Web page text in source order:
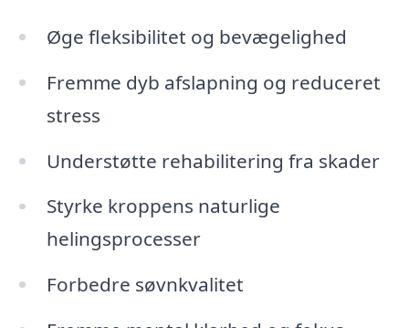
Øge fleksibilitet og bevægelighed
Fremme dyb afslapning og reduceret
stress
Understøtte rehabilitering fra skader
Styrke kroppens naturlige
helingsprocesser
Forbedre søvnkvalitet